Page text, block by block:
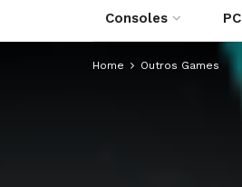
Consoles PC
Home Outros Games